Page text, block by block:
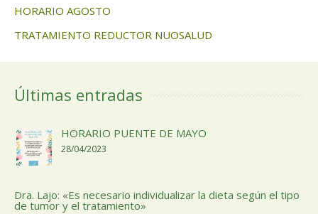
HORARIO AGOSTO
TRATAMIENTO REDUCTOR NUOSALUD
Últimas entradas
HORARIO PUENTE DE MAYO
28/04/2023
Dra. Lajo: «Es necesario individualizar la dieta según el tipo
de tumor y el tratamiento»